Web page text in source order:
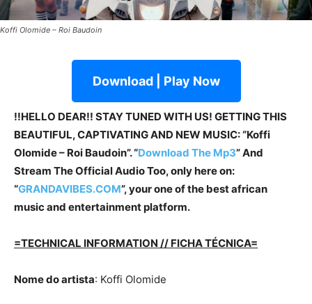
Koffi Olomide – Roi Baudoin
Download | Play Now
!!HELLO DEAR!! STAY TUNED WITH US! GETTING THIS
BEAUTIFUL, CAPTIVATING AND NEW MUSIC: “Koffi
Olomide – Roi Baudoin”. “Download The Mp3” And
Stream The Official Audio Too, only here on:
“GRANDAVIBES.COM”, your one of the best african
music and entertainment platform.
=TECHNICAL INFORMATION // FICHA TÉCNICA=
Nome do artista: Koffi Olomide